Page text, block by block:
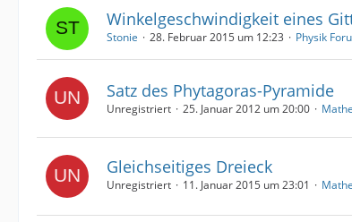
Winkelgeschwindigkeit eines
Stonie 28. Februar 2015 um 12:23 Physik
Satz des Phytagoras-Pyramide
Unregistriert 25. Januar 2012 um 20:00
Gleichseitiges Dreieck
Unregistriert 11. Januar 2015 um 23:01